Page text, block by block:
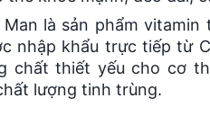
là sản phẩm
nhập khẩu trực tiếp từ
chất thiết yếu cho cơ
lượng tinh trùng.